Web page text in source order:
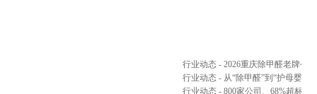
售房部除甲醛(北辰地产)